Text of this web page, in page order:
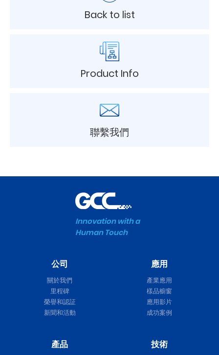
Back to list
Product Info
聯繫我們
Innovation with a
Human Touch
公司
關於我們
里程碑
榮譽和認証
新聞和活動
應用
產業應用
樣品櫥窗
應用影片
成功案例
產品 技術